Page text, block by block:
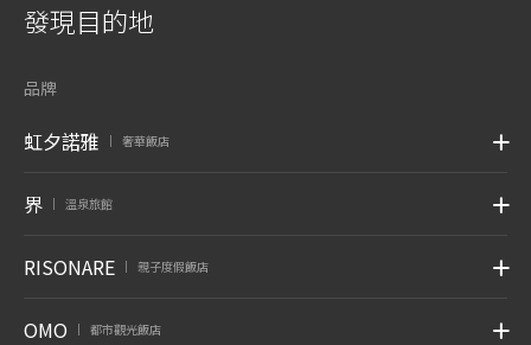
發現目的地
品牌
虹夕諾雅 奢華飯店
界 溫泉旅館
RISONARE 親子度假飯店
OMO 都市觀光飯店